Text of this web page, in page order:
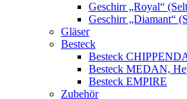
Geschirr „Royal“
Geschirr „Diamant“
Gläser
Besteck
Besteck
Besteck MEDAN,
Besteck EMPIRE
Zubehör